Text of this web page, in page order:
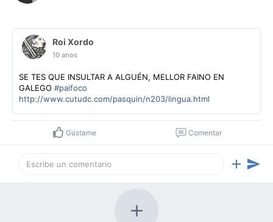
Roi Xordo
10 anos
SE TES QUE INSULTAR A ALGUÉN, MELLOR FAINO EN
GALEGO #paifoco
http://www.cutudc.com/pasquin/n203/lingua.html
Gústame Comentar